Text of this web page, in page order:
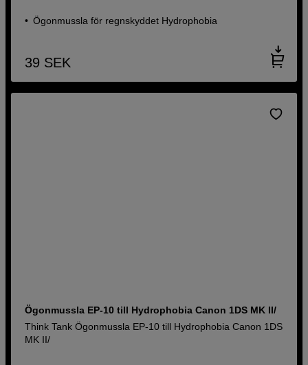
Ögonmussla för regnskyddet Hydrophobia
39 SEK
Ögonmussla EP-10 till Hydrophobia Canon 1DS MK II/
Think Tank Ögonmussla EP-10 till Hydrophobia Canon 1DS
MK II/